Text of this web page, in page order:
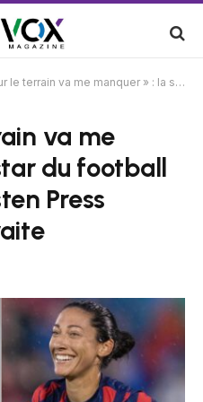
me manquer » : la star du football américain Christen Press annonce sa retraite
va me
du football
Press